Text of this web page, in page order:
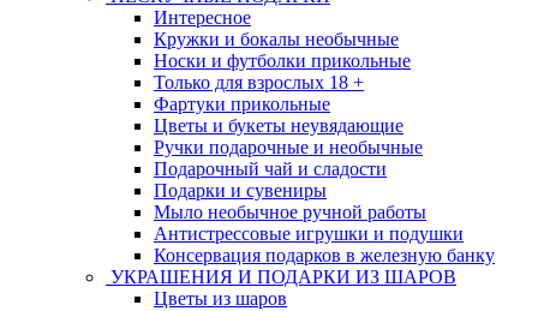
Интересное
Кружки и бокалы необычные
Носки и футболки прикольные
Только для взрослых 18 +
Фартуки прикольные
Цветы и букеты неувядающие
Ручки подарочные и необычные
Подарочный чай и сладости
Подарки и сувениры
Мыло необычное ручной работы
Антистрессовые игрушки и подушки
Консервация подарков в железную банку
УКРАШЕНИЯ И ПОДАРКИ ИЗ ШАРОВ
Цветы из шаров